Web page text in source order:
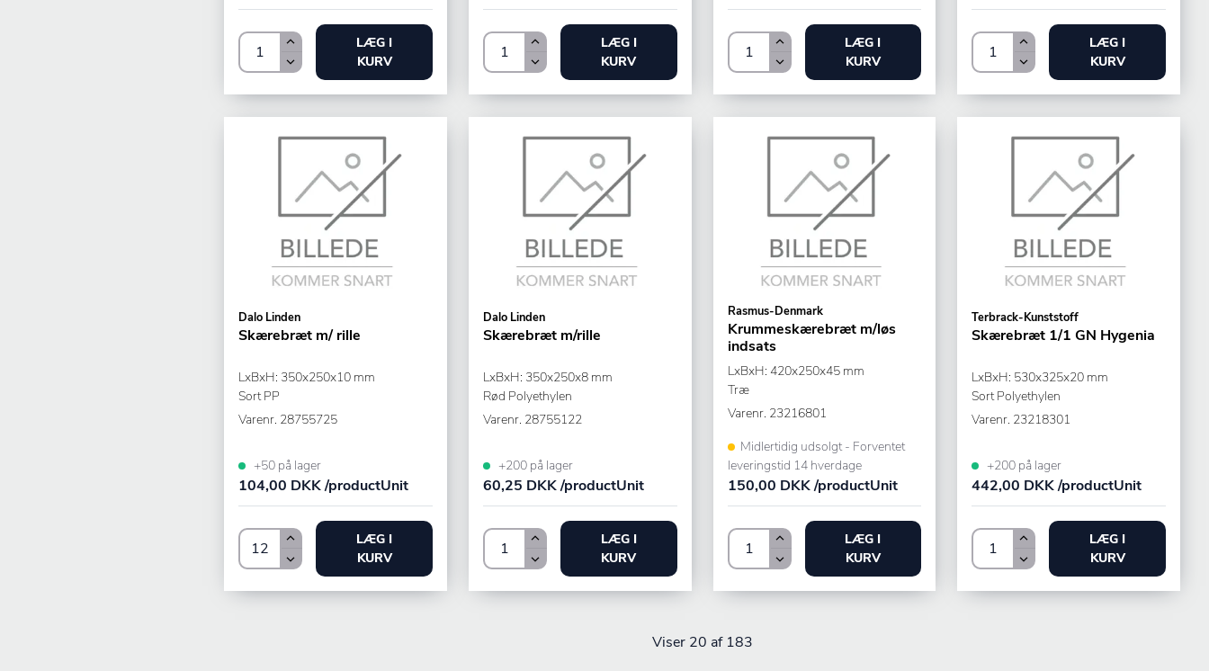
LÆG I
KURV
LÆG I
KURV
LÆG I
KURV
LÆG I
KURV
Dalo Linden
Skærebræt m/ rille
LxBxH: 350x250x10 mm
Sort PP
Varenr. 28755725
+50 på lager
104,00 DKK /productUnit
LÆG I
KURV
Dalo Linden
Skærebræt m/rille
LxBxH: 350x250x8 mm
Rød Polyethylen
Varenr. 28755122
+200 på lager
60,25 DKK /productUnit
LÆG I
KURV
Rasmus-Denmark
Krummeskærebræt m/løs
indsats
LxBxH: 420x250x45 mm
Træ
Varenr. 23216801
Midlertidig udsolgt - Forventet
leveringstid 14 hverdage
150,00 DKK /productUnit
LÆG I
KURV
Terbrack-Kunststoff
Skærebræt 1/1 GN Hygenia
LxBxH: 530x325x20 mm
Sort Polyethylen
Varenr. 23218301
+200 på lager
442,00 DKK /productUnit
LÆG I
KURV
Viser 20 af 183